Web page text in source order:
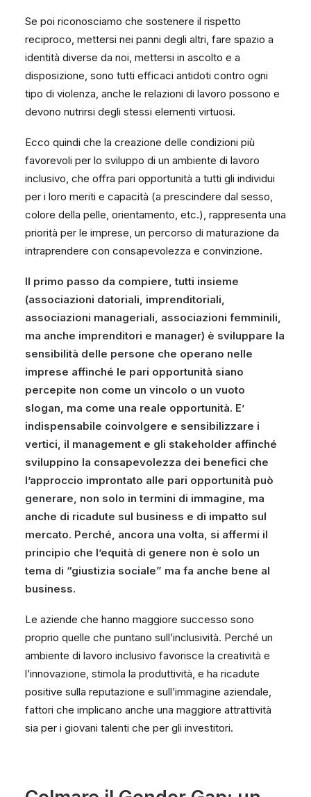
Se poi riconosciamo che sostenere il rispetto
reciproco, mettersi nei panni degli altri, fare spazio a
identità diverse da noi, mettersi in ascolto e a
disposizione, sono tutti efficaci antidoti contro ogni
tipo di violenza, anche le relazioni di lavoro possono e
devono nutrirsi degli stessi elementi virtuosi.
Ecco quindi che la creazione delle condizioni più
favorevoli per lo sviluppo di un ambiente di lavoro
inclusivo, che offra pari opportunità a tutti gli individui
per i loro meriti e capacità (a prescindere dal sesso,
colore della pelle, orientamento, etc.), rappresenta una
priorità per le imprese, un percorso di maturazione da
intraprendere con consapevolezza e convinzione.
Il primo passo da compiere, tutti insieme
(associazioni datoriali, imprenditoriali,
associazioni manageriali, associazioni femminili,
ma anche imprenditori e manager) è sviluppare la
sensibilità delle persone che operano nelle
imprese affinché le pari opportunità siano
percepite non come un vincolo o un vuoto
slogan, ma come una reale opportunità. E’
indispensabile coinvolgere e sensibilizzare i
vertici, il management e gli stakeholder affinché
sviluppino la consapevolezza dei benefici che
l’approccio improntato alle pari opportunità può
generare, non solo in termini di immagine, ma
anche di ricadute sul business e di impatto sul
mercato. Perché, ancora una volta, si affermi il
principio che l’equità di genere non è solo un
tema di “giustizia sociale” ma fa anche bene al
business.
Le aziende che hanno maggiore successo sono
proprio quelle che puntano sull’inclusività. Perché un
ambiente di lavoro inclusivo favorisce la creatività e
l’innovazione, stimola la produttività, e ha ricadute
positive sulla reputazione e sull’immagine aziendale,
fattori che implicano anche una maggiore attrattività
sia per i giovani talenti che per gli investitori.